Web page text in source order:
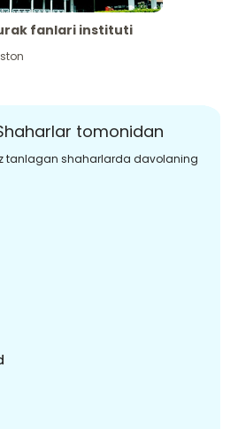
fanlari instituti
tomonidan
tanlagan shaharlarda davolaning